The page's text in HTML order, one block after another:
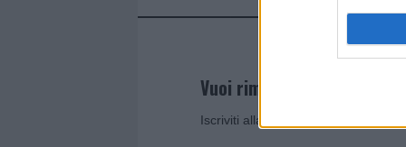
Vuoi rimanere sempre
Iscriviti alla newsletter di Gallura